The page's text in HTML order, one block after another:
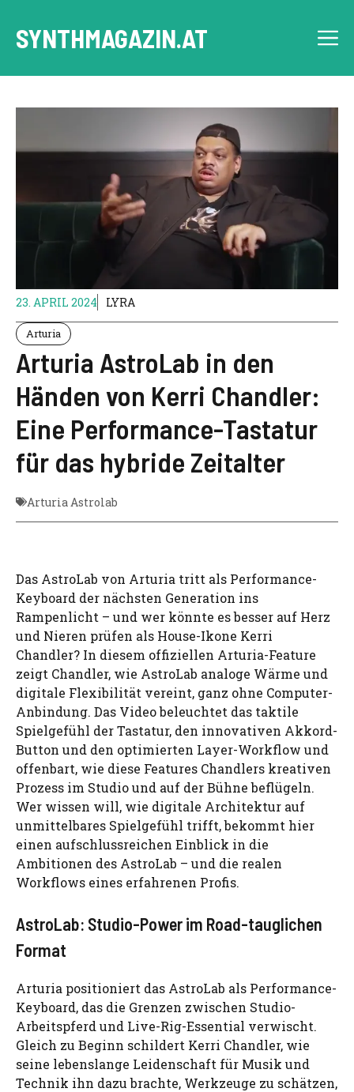
content
SYNTHMAGAZIN.AT
23. APRIL 2024 LYRA
Arturia
Arturia AstroLab in den
Händen von Kerri Chandler:
Eine Performance-Tastatur
für das hybride Zeitalter
Arturia Astrolab
Das AstroLab von Arturia tritt als Performance-
Keyboard der nächsten Generation ins
Rampenlicht – und wer könnte es besser auf Herz
und Nieren prüfen als House-Ikone Kerri
Chandler? In diesem offiziellen Arturia-Feature
zeigt Chandler, wie AstroLab analoge Wärme und
digitale Flexibilität vereint, ganz ohne Computer-
Anbindung. Das Video beleuchtet das taktile
Spielgefühl der Tastatur, den innovativen Akkord-
Button und den optimierten Layer-Workflow und
offenbart, wie diese Features Chandlers kreativen
Prozess im Studio und auf der Bühne beflügeln.
Wer wissen will, wie digitale Architektur auf
unmittelbares Spielgefühl trifft, bekommt hier
einen aufschlussreichen Einblick in die
Ambitionen des AstroLab – und die realen
Workflows eines erfahrenen Profis.
AstroLab: Studio-Power im Road-tauglichen
Format
Arturia positioniert das AstroLab als Performance-
Keyboard, das die Grenzen zwischen Studio-
Arbeitspferd und Live-Rig-Essential verwischt.
Gleich zu Beginn schildert Kerri Chandler, wie
seine lebenslange Leidenschaft für Musik und
Technik ihn dazu brachte, Werkzeuge zu schätzen,